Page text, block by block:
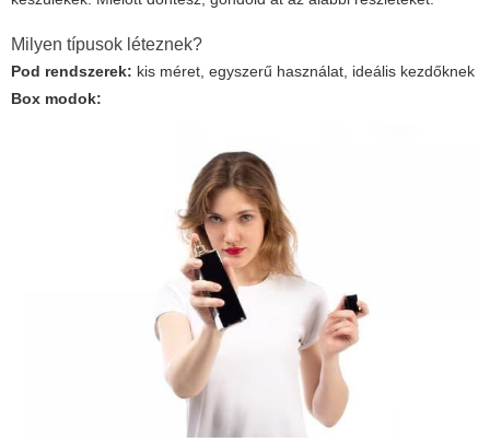
Milyen típusok léteznek?
Pod rendszerek: kis méret, egyszerű használat, ideális kezdőknek
Box modok: